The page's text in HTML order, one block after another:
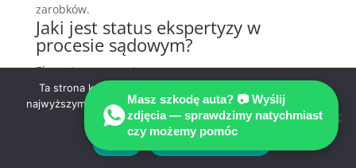
zarobków.
Jaki jest status ekspertyzy w
procesie sądowym?
Ekspertyza przygotowana przez rzeczoznawcę
samochodowego jest traktowana jako tzw. opinia
prywatna i może mieć wpływ na rozstrzygnięcie
sporu w sprawie o odszkodowanie. W postępowaniu
sądowym istotne jest także przeprowadzenie
Masz szkodę auta? 📷 Wyślij
zdjęcia — sprawdzimy natychmiast
czy możemy pomóc
Ta strona korzysta z ciasteczek aby świadczyć usługi na
najwyższym poziomie. Dalsze korzystanie ze strony oznacza,
że zgadzasz się na ich użycie.